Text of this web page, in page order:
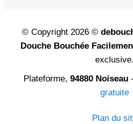
© Copyright 2026 ©
Douche Bouchée
exclusive.
Plateforme, 94880 Noiseau
gratuite
Plan du